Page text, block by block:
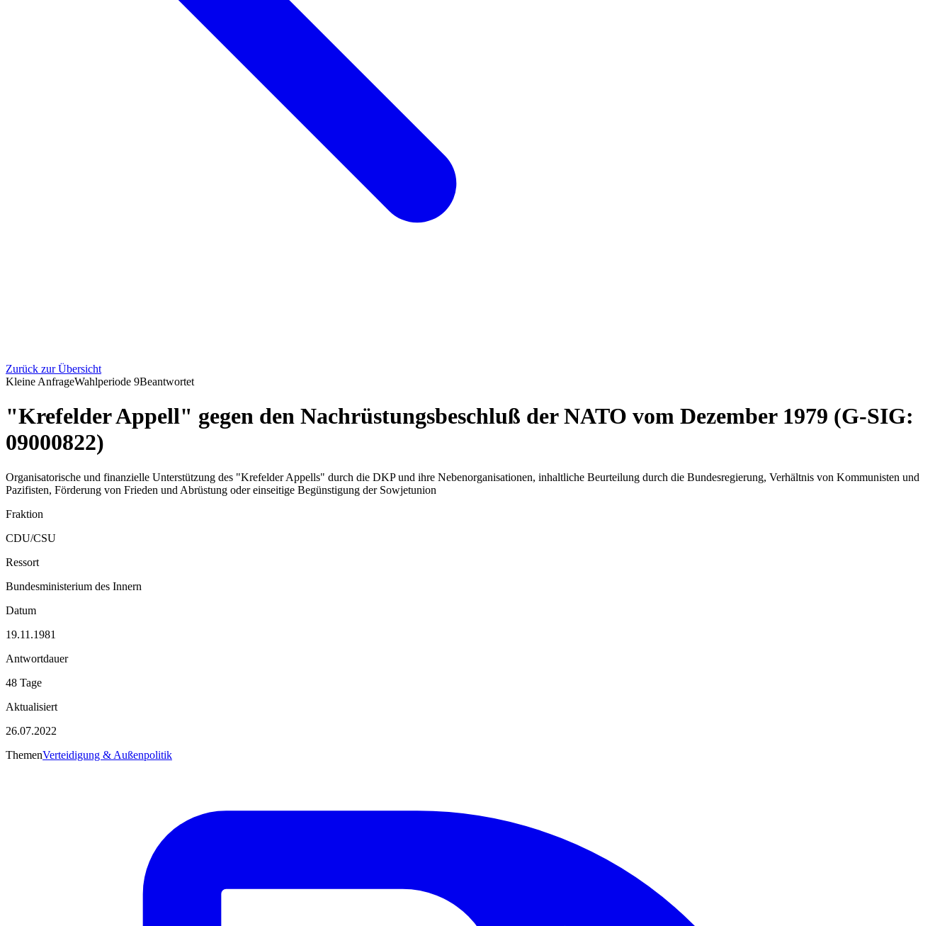
Zurück zur Übersicht
Kleine AnfrageWahlperiode 9Beantwortet
"Krefelder Appell" gegen den Nachrüstungsbeschluß der NATO vom Dezember 1979 (G-SIG:
09000822)
Organisatorische und finanzielle Unterstützung des "Krefelder Appells" durch die DKP und ihre Nebenorganisationen, inhaltliche Beurteilung durch die Bundesregierung, Verhältnis von Kommunisten und
Pazifisten, Förderung von Frieden und Abrüstung oder einseitige Begünstigung der Sowjetunion
Fraktion
CDU/CSU
Ressort
Bundesministerium des Innern
Datum
19.11.1981
Antwortdauer
48 Tage
Aktualisiert
26.07.2022
ThemenVerteidigung & Außenpolitik